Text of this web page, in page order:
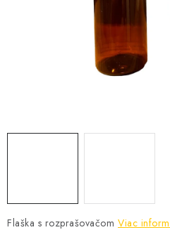
MEDOVÉ CUKROVINKY
SLUŽBY VČELÁRA
DARČEKOVÝ POUKAZ
NOVINKY
Flaška s rozprašovačom Viac